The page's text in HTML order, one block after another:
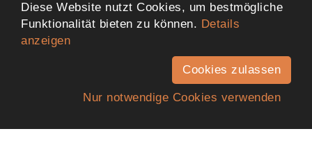
Diese Website nutzt Cookies, um bestmögliche
Funktionalität bieten zu können. Details
anzeigen
Cookies zulassen
Nur notwendige Cookies verwenden